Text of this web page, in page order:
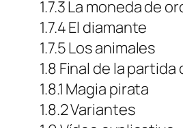
1.7.3 La moneda de
1.7.4 El diamante
1.7.5 Los animales
1.8 Final de la
1.8.1 Magia pirata
1.8.2 Variantes